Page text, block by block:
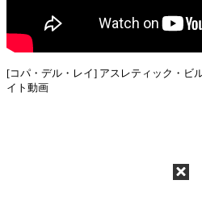
[コパ・デル・レイ] アスレティック・ビ
イト動画